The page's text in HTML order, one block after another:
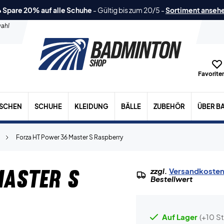
Spare 20% auf alle Schuhe - Gültig bis zum 20/5 -Sortiment
SCHUHE KLEIDUNG BÄLLE ZUBEHÖR ÜBER
Forza HT Power 36 Master S Raspberry
S
zzgl. Versandkosten
Bestellwert
Auf Lager (+10